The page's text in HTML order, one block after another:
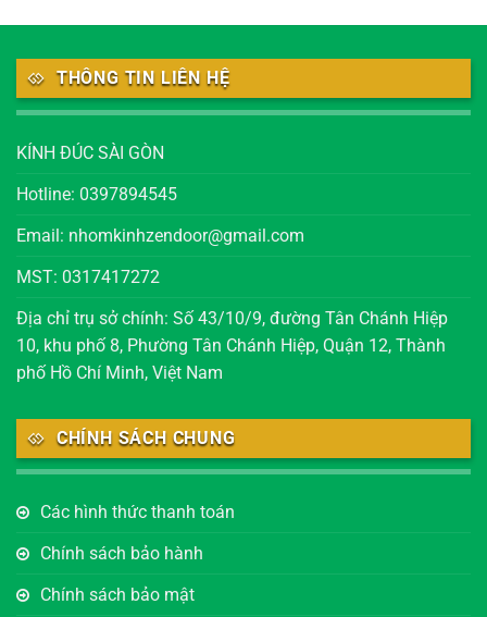
THÔNG TIN LIÊN HỆ
KÍNH ĐÚC SÀI GÒN
Hotline: 0397894545
Email: nhomkinhzendoor@gmail.com
MST: 0317417272
Địa chỉ trụ sở chính: Số 43/10/9, đường Tân Chánh Hiệp
10, khu phố 8, Phường Tân Chánh Hiệp, Quận 12, Thành
phố Hồ Chí Minh, Việt Nam
CHÍNH SÁCH CHUNG
Các hình thức thanh toán
Chính sách bảo hành
Chính sách bảo mật